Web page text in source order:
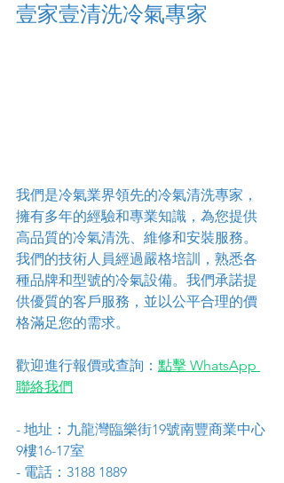
壹家壹清洗冷氣專家
我們是冷氣業界領先的冷氣清洗專家，
擁有多年的經驗和專業知識，為您提供
高品質的冷氣清洗、維修和安裝服務。
我們的技術人員經過嚴格培訓，熟悉各
種品牌和型號的冷氣設備。我們承諾提
供優質的客戶服務，並以公平合理的價
格滿足您的需求。
歡迎進行報價或查詢： 點擊 WhatsApp
聯絡我們
- 地址：九龍灣臨樂街19號南豐商業中心
9樓16-17室
- 電話：3188 1889